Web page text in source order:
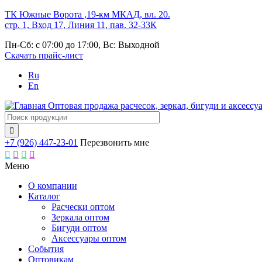
Перейти
к
содержанию
ТК Южные Ворота ,19-км МКАД, вл. 20.
стр. 1, Вход 17, Линия 11, пав. 32-33К
Пн-Сб: с 07:00 до 17:00, Вс: Выходной
Скачать прайс-лист
Ru
En
Оптовая продажа расчесок, зеркал, бигуди и

+7 (926) 447-23-01 Перезвонить мне
   
Меню
Основная
навигация
О компании
Каталог
Расчески оптом
Зеркала оптом
Бигуди оптом
Аксессуары оптом
События
Оптовикам